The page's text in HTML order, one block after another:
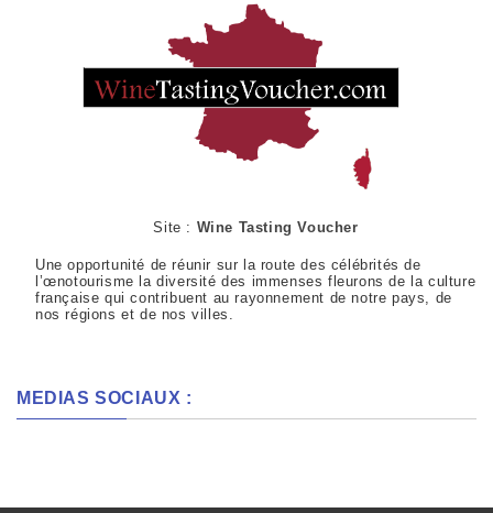
Site : Wine Tasting Voucher
Une opportunité de réunir sur la route des célébrités de
l’œnotourisme la diversité des immenses fleurons de la culture
française qui contribuent au rayonnement de notre pays, de
nos régions et de nos villes.
MEDIAS SOCIAUX :